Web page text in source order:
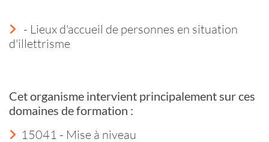
- Lieux d'accueil de personnes en situation
d'illettrisme
Cet organisme intervient principalement sur ces
domaines de formation :
15041 - Mise à niveau